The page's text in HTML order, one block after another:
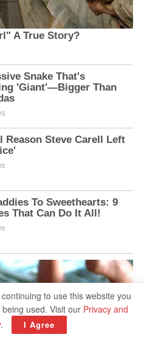
to use this website you
used. Visit our Privacy and
. I Agree